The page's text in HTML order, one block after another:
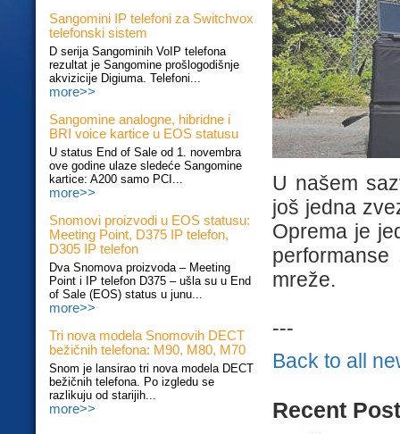
Sangomini IP telefoni za Switchvox
telefonski sistem
D serija Sangominih VoIP telefona
rezultat je Sangomine prošlogodišnje
akvizicije Digiuma. Telefoni...
more>>
Sangomine analogne, hibridne i
BRI voice kartice u EOS statusu
U status End of Sale od 1. novembra
ove godine ulaze sledeće Sangomine
kartice: A200 samo PCI...
more>>
Snomovi proizvodi u EOS statusu:
Meeting Point, D375 IP telefon,
D305 IP telefon
Dva Snomova proizvoda – Meeting
Point i IP telefon D375 – ušla su u End
of Sale (EOS) status u junu...
more>>
Tri nova modela Snomovih DECT
bežičnih telefona: M90, M80, M70
Snom je lansirao tri nova modela DECT
bežičnih telefona. Po izgledu se
razlikuju od starijih...
more>>
U našem
još jedna
Oprema je
mreže.
---
Back to all
Recent